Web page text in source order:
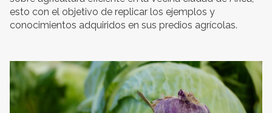
esto con el objetivo de replicar los ejemplos y
conocimientos adquiridos en sus predios agrícolas.